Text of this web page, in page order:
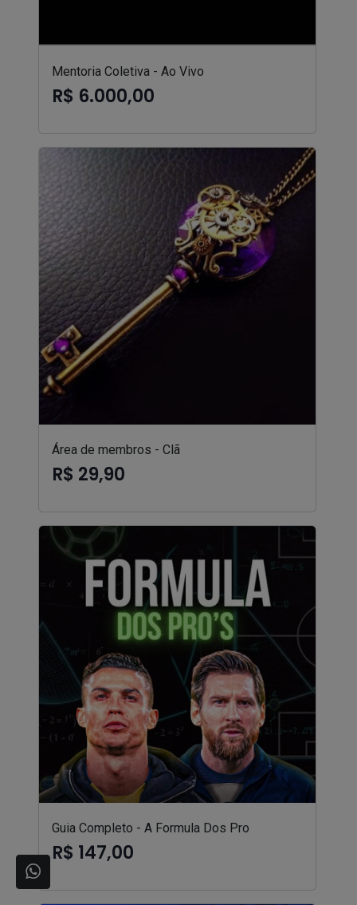
Mentoria Coletiva - Ao Vivo
R$ 6.000,00
Área de membros - Clã
R$ 29,90
Guia Completo - A Formula Dos Pro
R$ 147,00